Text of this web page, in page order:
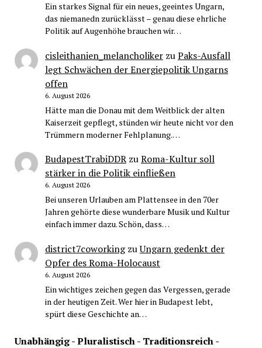
Ein starkes Signal für ein neues, geeintes Ungarn,
das niemanedn zurücklässt – genau diese ehrliche
Politik auf Augenhöhe brauchen wir…
cisleithanien_melancholikerzuPaks-Ausfall
legt Schwächen der Energiepolitik Ungarns
offen
6. August 2026
Hätte man die Donau mit dem Weitblick der alten
Kaiserzeit gepflegt, stünden wir heute nicht vor den
Trümmern moderner Fehlplanung.…
BudapestTrabiDDRzuRoma-Kultur soll
stärker in die Politik einfließen
6. August 2026
Bei unseren Urlauben am Plattensee in den 70er
Jahren gehörte diese wunderbare Musik und Kultur
einfach immer dazu. Schön, dass…
district7coworkingzuUngarn gedenkt der
Opfer des Roma-Holocaust
6. August 2026
Ein wichtiges zeichen gegen das Vergessen, gerade
in der heutigen Zeit. Wer hier in Budapest lebt,
spürt diese Geschichte an…
Unabhängig - Pluralistisch - Traditionsreich -